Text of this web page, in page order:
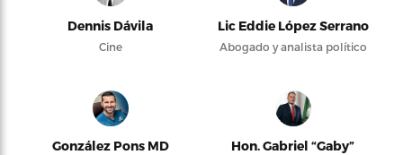
Dennis Dávila
Cine
Lic Eddie López Serrano
Abogado y analista político
González Pons MD
Hon. Gabriel “Gaby”